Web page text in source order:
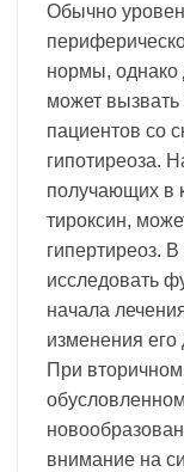
Обычно
нормы,
может
пациентов со
гипотиреоза.
получающих в
тироксин,
гипертиреоз.
исследовать
начала
изменения его
При
внимание на